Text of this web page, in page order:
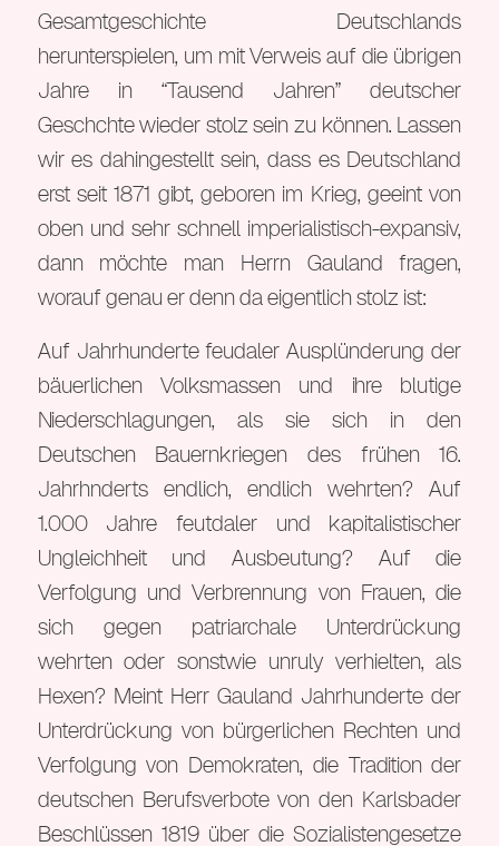
Gesamtgeschichte Deutschlands
herunterspielen, um mit Verweis auf die übrigen
Jahre in “Tausend Jahren” deutscher
Geschchte wieder stolz sein zu können. Lassen
wir es dahingestellt sein, dass es Deutschland
erst seit 1871 gibt, geboren im Krieg, geeint von
oben und sehr schnell imperialistisch-expansiv,
dann möchte man Herrn Gauland fragen,
worauf genau er denn da eigentlich stolz ist:
Auf Jahrhunderte feudaler Ausplünderung der
bäuerlichen Volksmassen und ihre blutige
Niederschlagungen, als sie sich in den
Deutschen Bauernkriegen des frühen 16.
Jahrhnderts endlich, endlich wehrten? Auf
1.000 Jahre feutdaler und kapitalistischer
Ungleichheit und Ausbeutung? Auf die
Verfolgung und Verbrennung von Frauen, die
sich gegen patriarchale Unterdrückung
wehrten oder sonstwie unruly verhielten, als
Hexen? Meint Herr Gauland Jahrhunderte der
Unterdrückung von bürgerlichen Rechten und
Verfolgung von Demokraten, die Tradition der
deutschen Berufsverbote von den Karlsbader
Beschlüssen 1819 über die Sozialistengesetze